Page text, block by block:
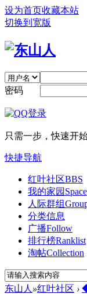
设为首页收藏本站
切换到宽版
密码
只需一步，快速开
快捷导航
红叶社区BBS
我的家园 Space
人际群组
分类信息
广播Follow
排行榜Ranklist
淘帖Collection
东山人 »红叶社区 ›